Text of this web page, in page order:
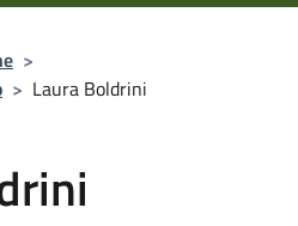
>
> Laura Boldrini